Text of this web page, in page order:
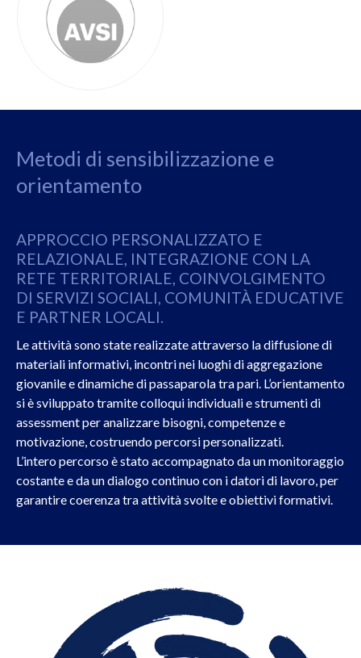
Metodi di sensibilizzazione e
orientamento
APPROCCIO PERSONALIZZATO E
RELAZIONALE, INTEGRAZIONE CON LA
RETE TERRITORIALE, COINVOLGIMENTO
DI SERVIZI SOCIALI, COMUNITÀ EDUCATIVE
E PARTNER LOCALI.
Le attività sono state realizzate attraverso la diffusione di
materiali informativi, incontri nei luoghi di aggregazione
giovanile e dinamiche di passaparola tra pari. L’orientamento
si è sviluppato tramite colloqui individuali e strumenti di
assessment per analizzare bisogni, competenze e
motivazione, costruendo percorsi personalizzati.
L’intero percorso è stato accompagnato da un monitoraggio
costante e da un dialogo continuo con i datori di lavoro, per
garantire coerenza tra attività svolte e obiettivi formativi.